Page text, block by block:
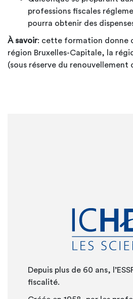
professions fiscales
pourra obtenir des
À savoir: cette formation donne
région Bruxelles-Capitale, la
(sous réserve du renouvellement
Depuis plus de 60 ans,
fiscalité.